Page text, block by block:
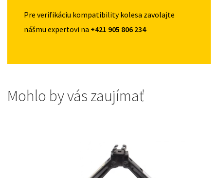
Pre verifikáciu kompatibility kolesa zavolajte
nášmu expertovi na +421 905 806 234
Mohlo by vás zaujímať